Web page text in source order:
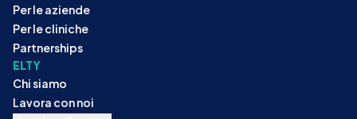
Per le aziende
Per le cliniche
Partnerships
ELTY
Chi siamo
Lavora con noi